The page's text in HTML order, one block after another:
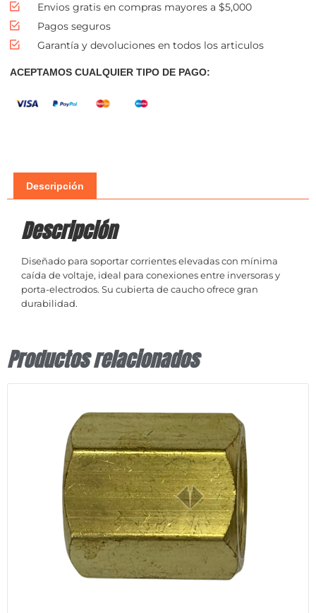
Envios gratis en compras mayores a $5,000
Pagos seguros
Garantía y devoluciones en todos los articulos
ACEPTAMOS CUALQUIER TIPO DE PAGO:
Descripción
Descripción
Diseñado para soportar corrientes elevadas con mínima
caída de voltaje, ideal para conexiones entre inversoras y
porta-electrodos. Su cubierta de caucho ofrece gran
durabilidad.
Productos relacionados